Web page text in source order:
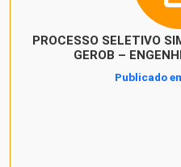
PROCESSO SELETIVO
GEROB –
Publicado